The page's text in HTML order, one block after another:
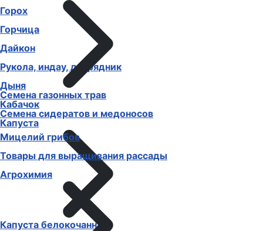
Горох
Горчица
Дайкон
Рукола, индау, двурядник
Дыня
Кабачок
Капуста
Капуста белокочанная
Семена газонных трав
Семена сидератов и медоносов
Мицелий грибов
Товары для выращивания рассады
Агрохимия